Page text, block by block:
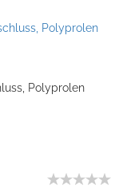
Polyprolen